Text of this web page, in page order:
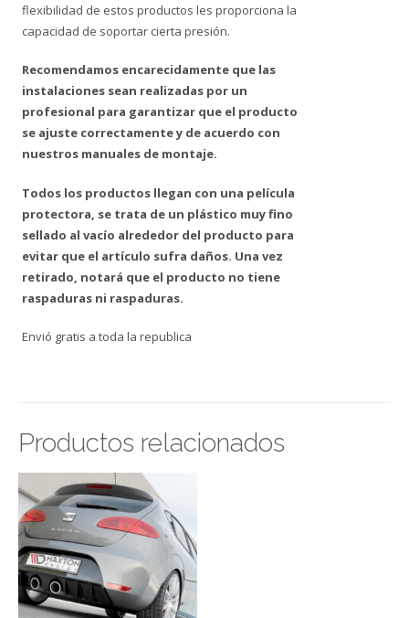
flexibilidad de estos productos les proporciona la
capacidad de soportar cierta presión.
Recomendamos encarecidamente que las
instalaciones sean realizadas por un
profesional para garantizar que el producto
se ajuste correctamente y de acuerdo con
nuestros manuales de montaje.
Todos los productos llegan con una película
protectora, se trata de un plástico muy fino
sellado al vacío alrededor del producto para
evitar que el artículo sufra daños. Una vez
retirado, notará que el producto no tiene
raspaduras ni raspaduras.
Envió gratis a toda la republica
Productos relacionados